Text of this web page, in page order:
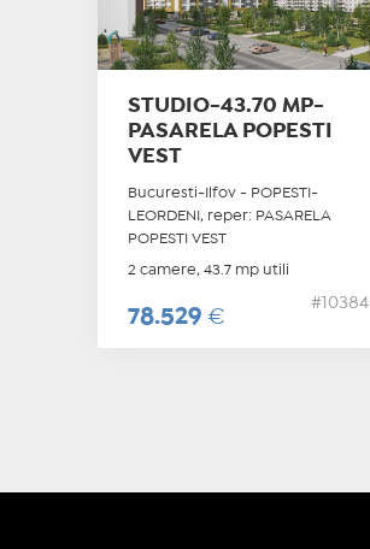
STUDIO-43.70 MP-
PASARELA POPESTI
VEST
Bucuresti-Ilfov - POPESTI-
LEORDENI, reper: PASARELA
POPESTI VEST
2 camere, 43.7 mp utili
78.529 €
#10384